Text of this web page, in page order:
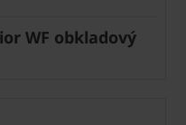
WF obkladový